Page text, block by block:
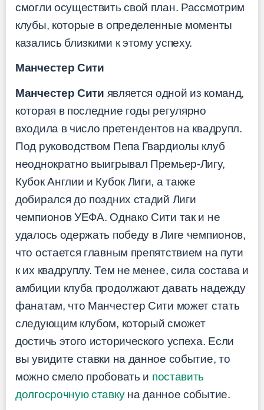
смогли осуществить свой план. Рассмотрим
клубы, которые в определенные моменты
казались близкими к этому успеху.
Манчестер Сити
Манчестер Сити является одной из команд,
которая в последние годы регулярно
входила в число претендентов на квадрупл.
Под руководством Пепа Гвардиолы клуб
неоднократно выигрывал Премьер-Лигу,
Кубок Англии и Кубок Лиги, а также
добирался до поздних стадий Лиги
чемпионов УЕФА. Однако Сити так и не
удалось одержать победу в Лиге чемпионов,
что остается главным препятствием на пути
к их квадруплу. Тем не менее, сила состава и
амбиции клуба продолжают давать надежду
фанатам, что Манчестер Сити может стать
следующим клубом, который сможет
достичь этого исторического успеха. Если
вы увидите ставки на данное событие, то
можно смело пробовать и поставить
долгосрочную ставкуна данное событие.